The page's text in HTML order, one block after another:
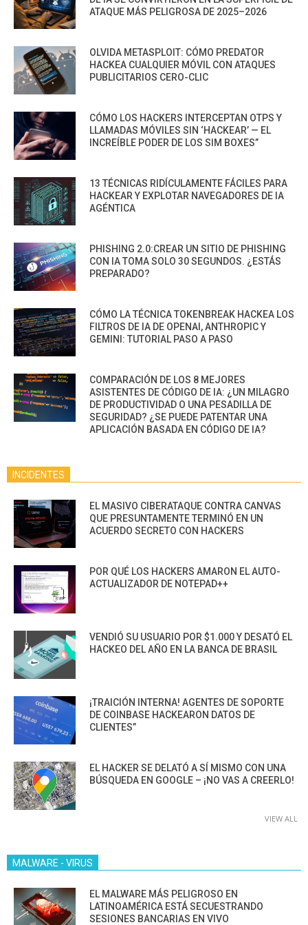
ATAQUE MÁS PELIGROSA DE 2025–2026
OLVIDA METASPLOIT: CÓMO PREDATOR
HACKEA CUALQUIER MÓVIL CON ATAQUES
PUBLICITARIOS CERO-CLIC
CÓMO LOS HACKERS INTERCEPTAN OTPS Y
LLAMADAS MÓVILES SIN ‘HACKEAR’ — EL
INCREÍBLE PODER DE LOS SIM BOXES”
13 TÉCNICAS RIDÍCULAMENTE FÁCILES PARA
HACKEAR Y EXPLOTAR NAVEGADORES DE IA
AGÉNTICA
PHISHING 2.0:CREAR UN SITIO DE PHISHING
CON IA TOMA SOLO 30 SEGUNDOS. ¿ESTÁS
PREPARADO?
CÓMO LA TÉCNICA TOKENBREAK HACKEA LOS
FILTROS DE IA DE OPENAI, ANTHROPIC Y
GEMINI: TUTORIAL PASO A PASO
COMPARACIÓN DE LOS 8 MEJORES
ASISTENTES DE CÓDIGO DE IA: ¿UN MILAGRO
DE PRODUCTIVIDAD O UNA PESADILLA DE
SEGURIDAD? ¿SE PUEDE PATENTAR UNA
APLICACIÓN BASADA EN CÓDIGO DE IA?
INCIDENTES
EL MASIVO CIBERATAQUE CONTRA CANVAS
QUE PRESUNTAMENTE TERMINÓ EN UN
ACUERDO SECRETO CON HACKERS
POR QUÉ LOS HACKERS AMARON EL AUTO-
ACTUALIZADOR DE NOTEPAD++
VENDIÓ SU USUARIO POR $1.000 Y DESATÓ EL
HACKEO DEL AÑO EN LA BANCA DE BRASIL
¡TRAICIÓN INTERNA! AGENTES DE SOPORTE
DE COINBASE HACKEARON DATOS DE
CLIENTES”
EL HACKER SE DELATÓ A SÍ MISMO CON UNA
BÚSQUEDA EN GOOGLE – ¡NO VAS A CREERLO!
VIEW ALL
MALWARE - VIRUS
EL MALWARE MÁS PELIGROSO EN
LATINOAMÉRICA ESTÁ SECUESTRANDO
SESIONES BANCARIAS EN VIVO